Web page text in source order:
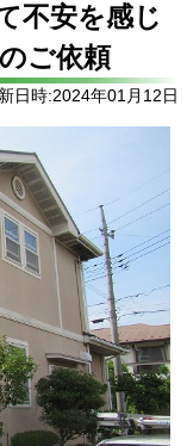
不安を感じ
ご依頼
日時:2024年01月12日